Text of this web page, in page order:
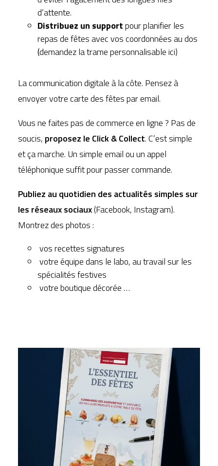
d’attente.
Distribuez un supportpour planifier les
repas de fêtes avec vos coordonnées au dos
(demandez la trame personnalisableici)
La communication digitale à la côte. Pensez à
envoyer votre carte des fêtes par email.
Vous ne faites pas de commerce en ligne ? Pas de
soucis, proposez le Click & Collect. C’est simple
et ça marche. Un simple email ou un appel
téléphonique suffit pour passer commande.
Publiez au quotidien des actualités simples sur
les réseaux sociaux(Facebook, Instagram).
Montrez des photos :
vos recettes signatures
votre équipe dans le labo, au travail sur les
spécialités festives
votre boutique décorée …